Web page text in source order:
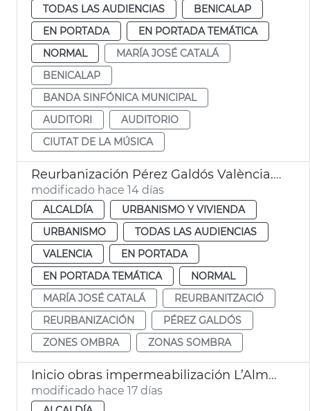
TODAS LAS AUDIENCIAS
BENICALAP
EN PORTADA
EN PORTADA TEMÁTICA
NORMAL
MARÍA JOSÉ CATALÁ
BENICALAP
BANDA SINFÓNICA MUNICIPAL
AUDITORI
AUDITORIO
CIUTAT DE LA MÚSICA
Reurbanización Pérez Galdós València. Zonas sombra
modificado hace 14 días
ALCALDÍA
URBANISMO Y VIVIENDA
URBANISMO
TODAS LAS AUDIENCIAS
VALENCIA
EN PORTADA
EN PORTADA TEMÁTICA
NORMAL
MARÍA JOSÉ CATALÁ
REURBANITZACIÓ
REURBANIZACIÓN
PÉREZ GALDÓS
ZONES OMBRA
ZONAS SOMBRA
Inicio obras impermeabilización L’Almoina València
modificado hace 17 días